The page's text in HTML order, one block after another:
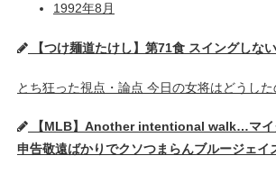
1992年8月
【つけ麺道たけし】第71食 スイングし
とち狂った視点・論点 今日の女将はどうし
【MLB】Another intentional walk…マイ
申告敬遠ばかりでクソつまらんブルージェ